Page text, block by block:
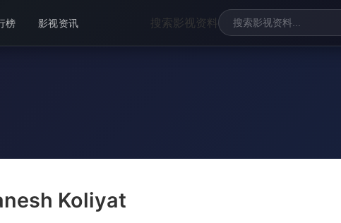
榜 影视资讯 搜索影视资料
Koliyat